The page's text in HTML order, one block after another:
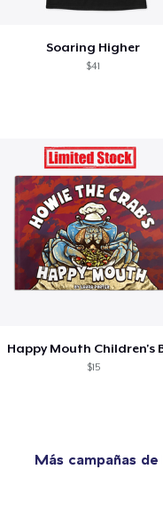
Soaring Higher
$41
$15
Más campañas de